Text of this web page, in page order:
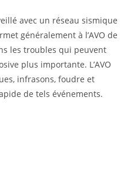
avec un réseau sismique
généralement à l’AVO de
les troubles qui peuvent
plus importante. L’AVO
infrasons, foudre et
de tels événements.